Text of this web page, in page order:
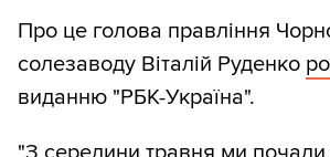
Про це голова правління
солезаводу Віталій Руденко
виданню "РБК-Україна".